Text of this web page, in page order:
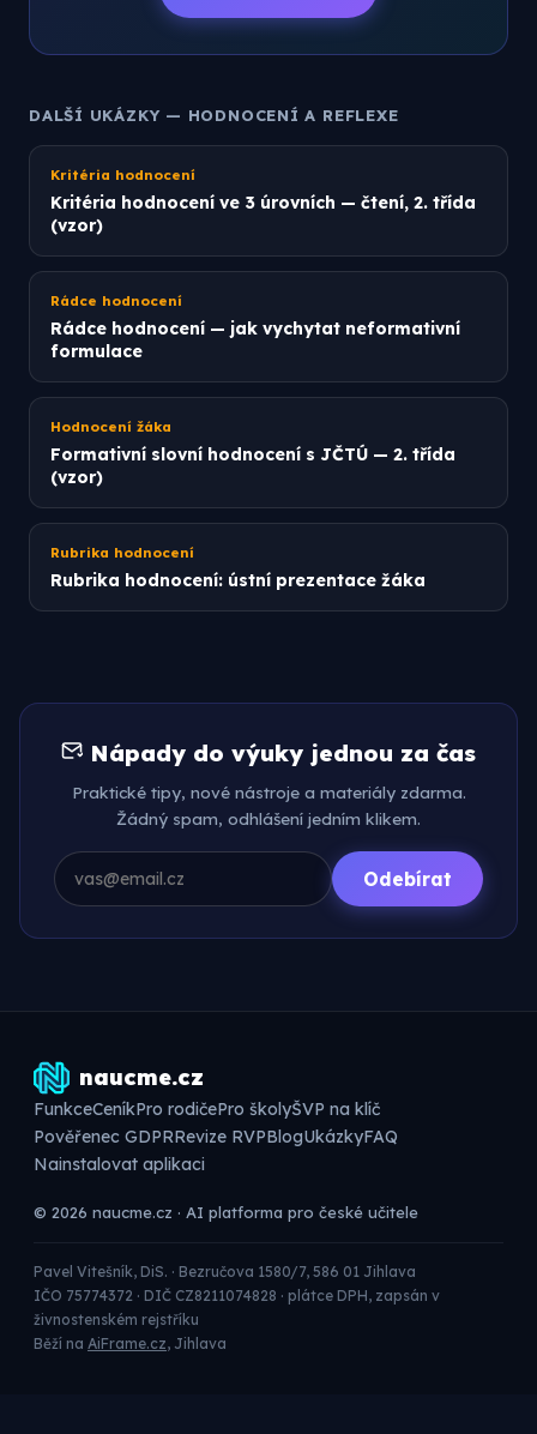
DALŠÍ UKÁZKY — HODNOCENÍ A REFLEXE
Kritéria hodnocení
Kritéria hodnocení ve 3 úrovních — čtení, 2. třída
(vzor)
Rádce hodnocení
Rádce hodnocení — jak vychytat neformativní
formulace
Hodnocení žáka
Formativní slovní hodnocení s JČTÚ — 2. třída
(vzor)
Rubrika hodnocení
Rubrika hodnocení: ústní prezentace žáka
Nápady do výuky jednou za čas
Praktické tipy, nové nástroje a materiály zdarma.
Žádný spam, odhlášení jedním klikem.
Odebírat
naucme.cz
FunkceCeníkPro rodičePro školyŠVP na klíč
Pověřenec GDPRRevize RVPBlogUkázkyFAQ
Nainstalovat aplikaci
© 2026 naucme.cz · AI platforma pro české učitele
Pavel Vitešník, DiS. · Bezručova 1580/7, 586 01 Jihlava
IČO 75774372 · DIČ CZ8211074828 · plátce DPH, zapsán v
živnostenském rejstříku
Běží na AiFrame.cz, Jihlava